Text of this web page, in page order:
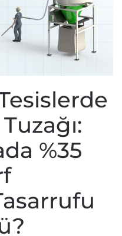
%35